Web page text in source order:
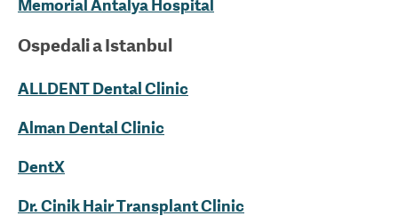
Memorial Antalya Hospital
Ospedali aIstanbul
ALLDENT Dental Clinic
Alman Dental Clinic
DentX
Dr. Cinik Hair Transplant Clinic